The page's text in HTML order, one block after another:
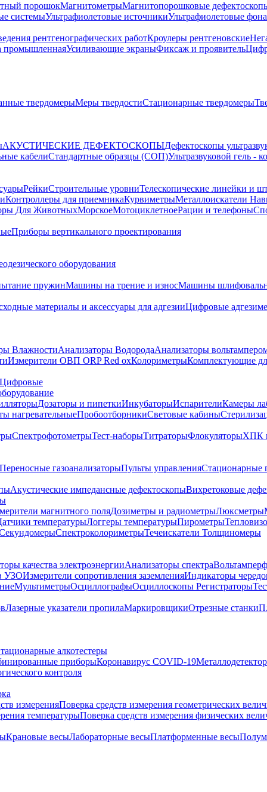
порошокМагнитометрыМагнитопорошковые
системыУльтрафиолетовые источникиУльтрафиолетовые
рентгенографических работКроулеры рентгеновские
промышленнаяУсиливающие экраныФиксаж и проявитель
твердомерыМеры твердостиСтационарные твердомеры
АКУСТИЧЕСКИЕ ДЕФЕКТОСКОПЫДефектоскопы
кабелиСтандартные образцы (СОП)Ультразвуковой гель -
РейкиСтроительные уровниТелескопические линейки и
Контроллеры для приемникаКурвиметрыМеталлоискатели
Для ЖивотныхМорскоеМотоциклетноеРации и телефоны
Приборы вертикального проектирования
оборудования
пружинМашины на трение и износМашины
материалы и аксессуары для адгезииЦифровые
ВлажностиАнализаторы ВодородаАнализаторы
Измерители ОВП ORP Red oxКолориметрыКомплектующие
Цифровые
Дозаторы и пипеткиИнкубаторыИспарителиКамеры
нагревательныеПробоотборникиСветовые кабины
СпектрофотометрыТест-наборыТитраторыФлокуляторыХПК
Переносные газоанализаторыПульты управленияСтационарные
Акустические импедансные дефектоскопыВихретоковые
магнитного поляДозиметры и радиометрыЛюксметры
температурыЛоггеры температурыПирометры
СпектроколориметрыТечеискатели Толщиномеры
качества электроэнергииАнализаторы спектра
УЗОИзмерители сопротивления заземленияИндикаторы
МультиметрыОсциллографыОсциллоскопы Регистраторы
Лазерные указатели пропилаМаркировщикиОтрезные станки
алкотестеры
приборыКоронавирус COVID-19
контроля
измеренияПоверка средств измерения геометрических
температурыПоверка средств измерения физических
Крановые весыЛабораторные весыПлатформенные весы